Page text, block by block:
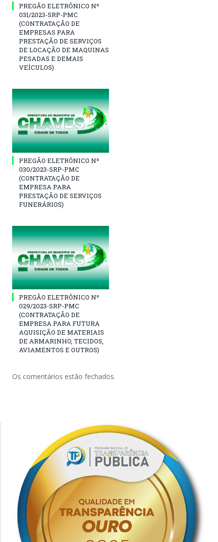
PREGÃO ELETRÔNICO Nº
031/2023-SRP-PMC
(CONTRATAÇÃO DE
EMPRESAS PARA
PRESTAÇÃO DE SERVIÇOS
DE LOCAÇÃO DE MAQUINAS
PESADAS E DEMAIS
VEÍCULOS)
PREGÃO ELETRÔNICO Nº
030/2023-SRP-PMC
(CONTRATAÇÃO DE
EMPRESA PARA
PRESTAÇÃO DE SERVIÇOS
FUNERÁRIOS)
PREGÃO ELETRÔNICO Nº
029/2023-SRP-PMC
(CONTRATAÇÃO DE
EMPRESA PARA FUTURA
AQUISIÇÃO DE MATERIAIS
DE ARMARINHO, TECIDOS,
AVIAMENTOS E OUTROS)
Os comentários estão fechados.